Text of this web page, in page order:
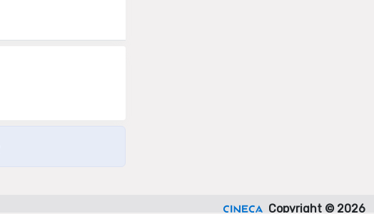
Copyright © 2026